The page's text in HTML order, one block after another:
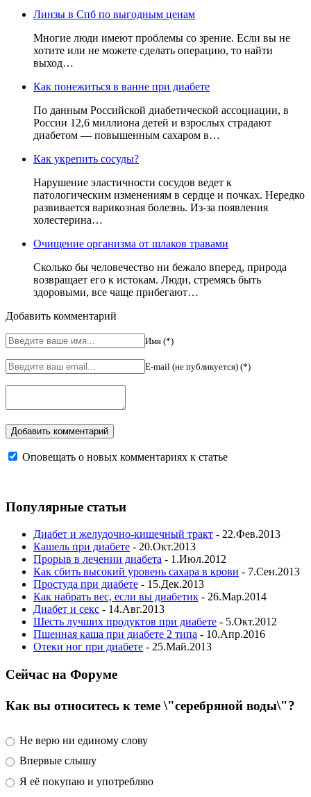
Линзы в Спб по выгодным ценам
Многие люди имеют проблемы со зрение. Если вы не
хотите или не можете сделать операцию, то найти
выход…
Как понежиться в ванне при диабете
По данным Российской диабетической ассоциации, в
России 12,6 миллиона детей и взрослых страдают
диабетом — повышенным сахаром в…
Как укрепить сосуды?
Нарушение эластичности сосудов ведет к
патологическим изменениям в сердце и почках. Нередко
развивается варикозная болезнь. Из-за появления
холестерина…
Очищение организма от шлаков травами
Сколько бы человечество ни бежало вперед, природа
возвращает его к истокам. Люди, стремясь быть
здоровыми, все чаще прибегают…
Добавить комментарий
Имя (*)
E-mail (не публикуется) (*)
Оповещать о новых комментариях к статье
Популярные статьи
Диабет и желудочно-кишечный тракт - 22.Фев.2013
Кашель при диабете - 20.Окт.2013
Прорыв в лечении диабета - 1.Июл.2012
Как сбить высокий уровень сахара в крови - 7.Сен.2013
Простуда при диабете - 15.Дек.2013
Как набрать вес, если вы диабетик - 26.Мар.2014
Диабет и секс - 14.Авг.2013
Шесть лучших продуктов при диабете - 5.Окт.2012
Пшенная каша при диабете 2 типа - 10.Апр.2016
Отеки ног при диабете - 25.Май.2013
Сейчас на Форуме
Как вы относитесь к теме \"серебряной воды\"?
Не верю ни единому слову
Впервые слышу
Я её покупаю и употребляю